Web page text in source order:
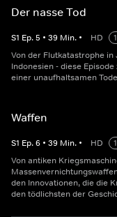
Der nasse Tod
S1 Ep.5 • 39 Min. • HD
Von der Flutkatastrophe
Indonesien - diese
einer unaufhaltsamen
Waffen
S1 Ep.6 • 39 Min. • HD
Von antiken
den Innovationen, die die
den tödlichsten der